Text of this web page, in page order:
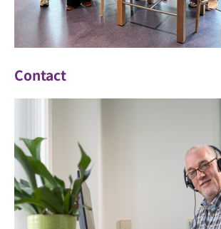
Contact